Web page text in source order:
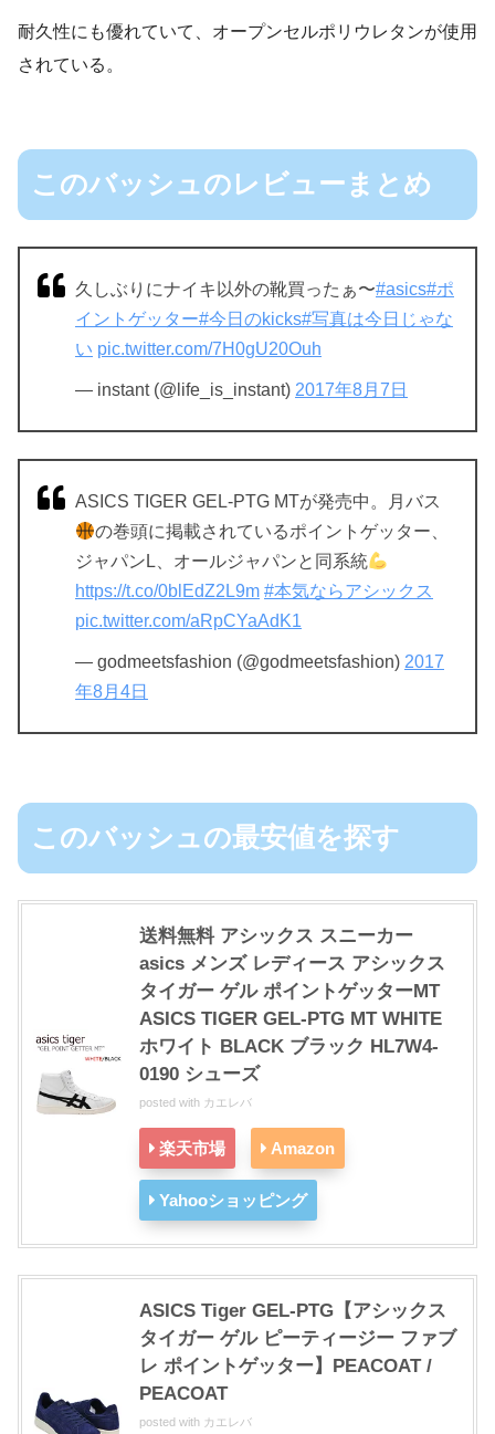
耐久性にも優れていて、オープンセルポリウレタンが使用
されている。
このバッシュのレビューまとめ
久しぶりにナイキ以外の靴買ったぁ〜#asics#ポ
イントゲッター#今日のkicks#写真は今日じゃな
い pic.twitter.com/7H0gU20Ouh
— instant (@life_is_instant) 2017年8月7日
ASICS TIGER GEL-PTG MTが発売中。月バス
の巻頭に掲載されているポイントゲッター、
ジャパンL、オールジャパンと同系統
https://t.co/0blEdZ2L9m #本気ならアシックス
pic.twitter.com/aRpCYaAdK1
— godmeetsfashion (@godmeetsfashion) 2017
年8月4日
このバッシュの最安値を探す
送料無料 アシックス スニーカー
asics メンズ レディース アシックス
タイガー ゲル ポイントゲッターMT
ASICS TIGER GEL-PTG MT WHITE
ホワイト BLACK ブラック HL7W4-
0190 シューズ
posted with カエレバ
楽天市場 Amazon
Yahooショッピング
ASICS Tiger GEL-PTG【アシックス
タイガー ゲル ピーティージー ファブ
レ ポイントゲッター】PEACOAT /
PEACOAT
posted with カエレバ